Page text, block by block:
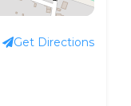
Get Directions